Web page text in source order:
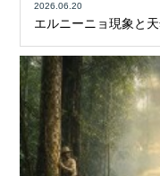
2026.06.20
エルニーニョ現象と